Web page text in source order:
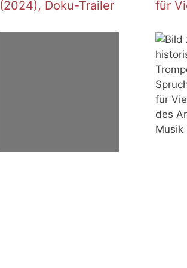
(2024), Doku-Trailer
für